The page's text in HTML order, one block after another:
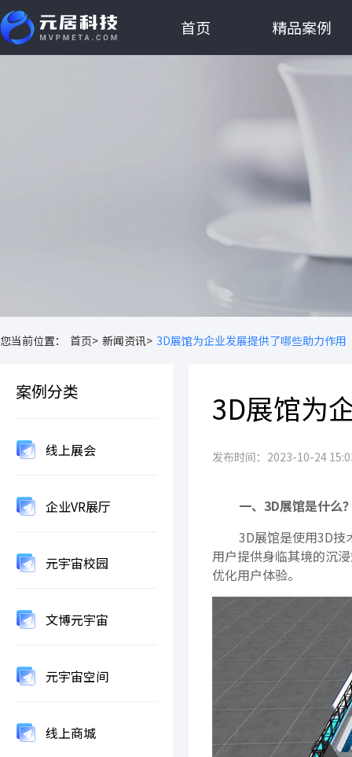
首页 精品案例
您当前位置： 首页> 新闻资讯> 3D展馆为企业发展提供了哪些助力作用
案例分类
线上展会
企业VR展厅
元宇宙校园
文博元宇宙
元宇宙空间
线上商城
3D展馆为
发布时间：2023-10-24
一、3D展馆是什么
3D展馆是使用3D技
用户提供身临其境的沉
优化用户体验。